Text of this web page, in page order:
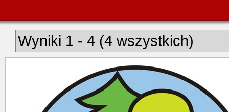
Wyniki 1 - 4 (4 wszystkich)